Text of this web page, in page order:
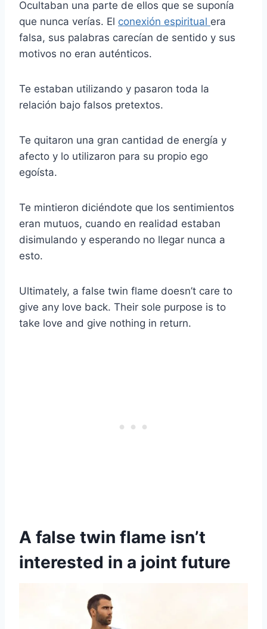
Ocultaban una parte de ellos que se suponía
que nunca verías. El conexión espiritual era
falsa, sus palabras carecían de sentido y sus
motivos no eran auténticos.
Te estaban utilizando y pasaron toda la
relación bajo falsos pretextos.
Te quitaron una gran cantidad de energía y
afecto y lo utilizaron para su propio ego
egoísta.
Te mintieron diciéndote que los sentimientos
eran mutuos, cuando en realidad estaban
disimulando y esperando no llegar nunca a
esto.
Ultimately, a false twin flame doesn’t care to
give any love back. Their sole purpose is to
take love and give nothing in return.
A false twin flame isn’t
interested in a joint future